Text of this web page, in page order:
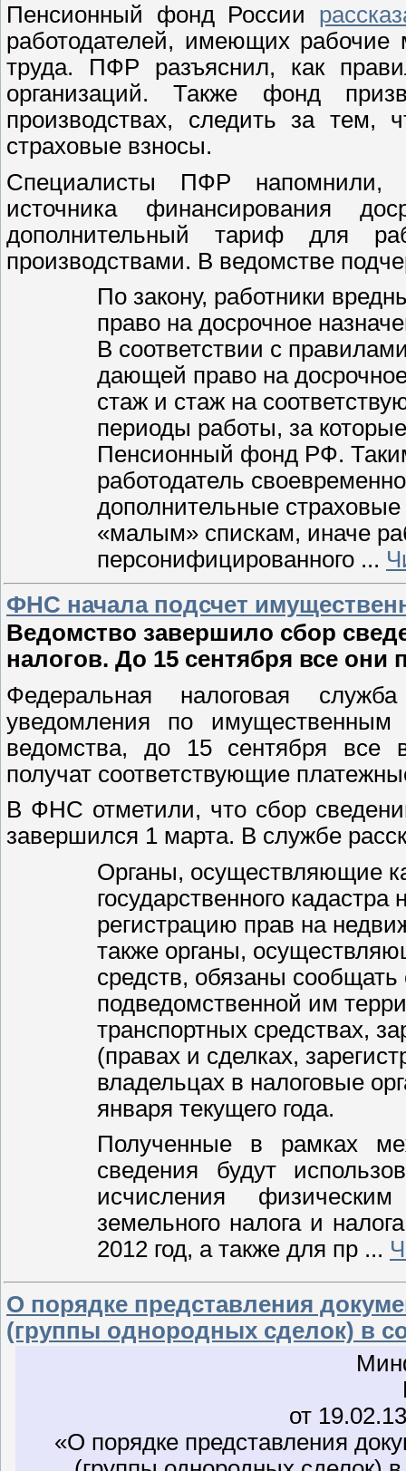
Пенсионный фонд России
работодателей, имеющих
труда. ПФР разъяснил, как
организаций. Также фонд
производствах, следить за тем,
страховые взносы.
Специалисты ПФР напомнили,
источника финансирования
дополнительный тариф для
производствами. В ведомстве
По закону, работники
право на досрочное
В соответствии с
дающей право на
стаж и стаж на
периоды работы, за
Пенсионный фонд РФ.
работодатель
дополнительные
«малым» спискам, иначе
персонифицированного ...
ФНС начала подсчет
Ведомство завершило сбор
налогов. До 15 сентября все
Федеральная налоговая
уведомления по
ведомства, до 15 сентября все
получат соответствующие
В ФНС отметили, что сбор
завершился 1 марта. В службе
Органы, осуществляющие
государственного
регистрацию прав на
также органы,
средств, обязаны
подведомственной им
транспортных средствах,
(правах и сделках,
владельцах в налоговые
января текущего года.
Полученные в рамках
сведения будут
исчисления
земельного налога и
2012 год, а также для пр ...
О порядке представления
(группы однородных сделок) в
от
«О порядке представления